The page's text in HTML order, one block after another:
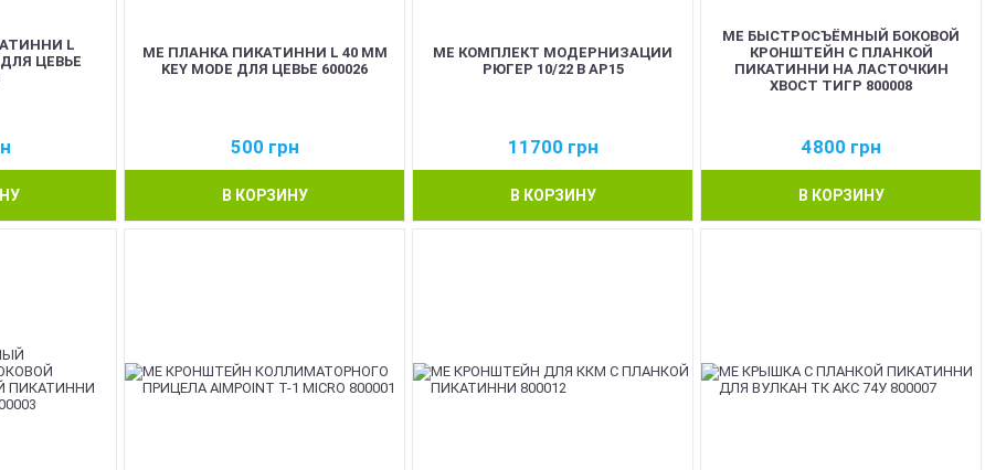
L
ДЛЯ ЦЕВЬЕ
ME ПЛАНКА ПИКАТИННИ L 40 ММ
KEY MODE ДЛЯ ЦЕВЬЕ 600026
500 грн
В КОРЗИНУ
ME КОМПЛЕКТ МОДЕРНИЗАЦИИ
РЮГЕР 10/22 В АР15
11700 грн
В КОРЗИНУ
ME БЫСТРОСЪЁМНЫЙ БОКОВОЙ
КРОНШТЕЙН С ПЛАНКОЙ
ПИКАТИННИ НА ЛАСТОЧКИН
ХВОСТ ТИГР 800008
4800 грн
В КОРЗИНУ